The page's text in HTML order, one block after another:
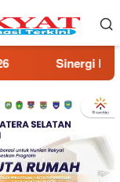
Pemprov